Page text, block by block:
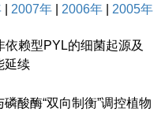
2007年 2006年 2005年
赖型PYL的细菌起源及
延续
酸酶“双向制衡”调控植物